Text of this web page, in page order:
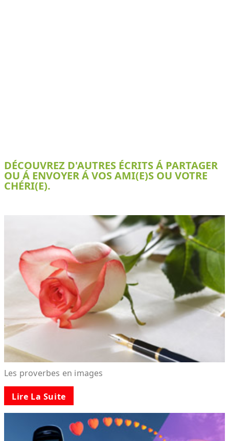
DÉCOUVREZ D'AUTRES ÉCRITS Á PARTAGER
OU Á ENVOYER Á VOS AMI(E)S OU VOTRE
CHÉRI(E).
Les proverbes en images
Lire La Suite